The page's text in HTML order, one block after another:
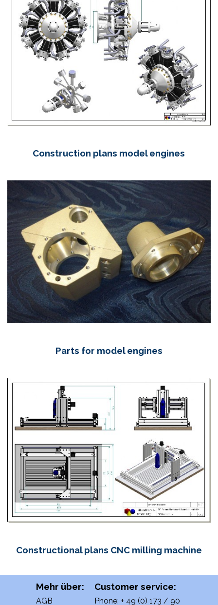
Construction plans model engines
Parts for model engines
Constructional plans CNC milling machine
Customer service:
Phone: + 49 (0) 173 / 90
Mehr über:
AGB